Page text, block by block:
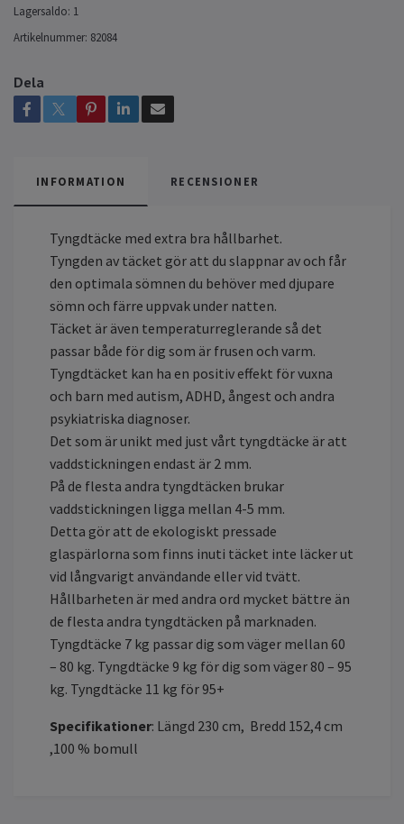
Lagersaldo: 1
Artikelnummer: 82084
Dela
INFORMATION RECENSIONER
Tyngdtäcke med extra bra hållbarhet.
Tyngden av täcket gör att du slappnar av och får
den optimala sömnen du behöver med djupare
sömn och färre uppvak under natten.
Täcket är även temperaturreglerande så det
passar både för dig som är frusen och varm.
Tyngdtäcket kan ha en positiv effekt för vuxna
och barn med autism, ADHD, ångest och andra
psykiatriska diagnoser.
Det som är unikt med just vårt tyngdtäcke är att
vaddstickningen endast är 2 mm.
På de flesta andra tyngdtäcken brukar
vaddstickningen ligga mellan 4-5 mm.
Detta gör att de ekologiskt pressade
glaspärlorna som finns inuti täcket inte läcker ut
vid långvarigt användande eller vid tvätt.
Hållbarheten är med andra ord mycket bättre än
de flesta andra tyngdtäcken på marknaden.
Tyngdtäcke 7 kg passar dig som väger mellan 60
– 80 kg. Tyngdtäcke 9 kg för dig som väger 80 – 95
kg. Tyngdtäcke 11 kg för 95+
Specifikationer: Längd 230 cm, Bredd 152,4 cm
,100 % bomull